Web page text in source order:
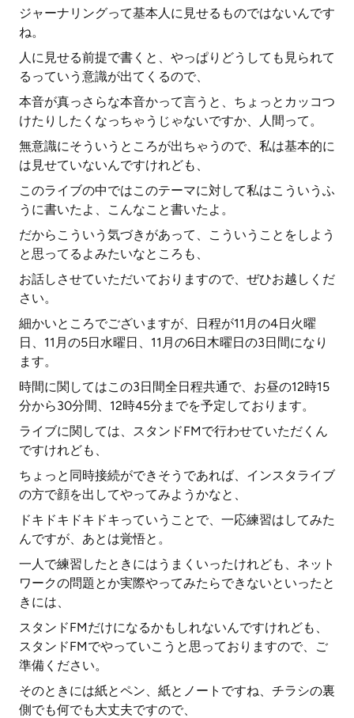
ジャーナリングって基本人に見せるものではないんです
ね。
人に見せる前提で書くと、やっぱりどうしても見られて
るっていう意識が出てくるので、
本音が真っさらな本音かって言うと、ちょっとカッコつ
けたりしたくなっちゃうじゃないですか、人間って。
無意識にそういうところが出ちゃうので、私は基本的に
は見せていないんですけれども、
このライブの中ではこのテーマに対して私はこういうふ
うに書いたよ、こんなこと書いたよ。
だからこういう気づきがあって、こういうことをしよう
と思ってるよみたいなところも、
お話しさせていただいておりますので、ぜひお越しくだ
さい。
細かいところでございますが、日程が11月の4日火曜
日、11月の5日水曜日、11月の6日木曜日の3日間になり
ます。
時間に関してはこの3日間全日程共通で、お昼の12時15
分から30分間、12時45分までを予定しております。
ライブに関しては、スタンドFMで行わせていただくん
ですけれども、
ちょっと同時接続ができそうであれば、インスタライブ
の方で顔を出してやってみようかなと、
ドキドキドキドキっていうことで、一応練習はしてみた
んですが、あとは覚悟と。
一人で練習したときにはうまくいったけれども、ネット
ワークの問題とか実際やってみたらできないといったと
きには、
スタンドFMだけになるかもしれないんですけれども、
スタンドFMでやっていこうと思っておりますので、ご
準備ください。
そのときには紙とペン、紙とノートですね、チラシの裏
側でも何でも大丈夫ですので、